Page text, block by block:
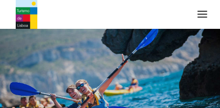
Turismo de Lisboa Logo